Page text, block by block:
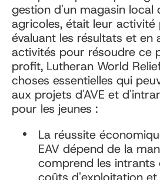
gestion d'un magasin local
agricoles, était leur activité
évaluant les résultats et en
activités pour résoudre ce
profit, Lutheran World
choses essentielles qui
aux projets d'AVE et
pour les jeunes :
La réussite
EAV dépend de la
comprend les intrants